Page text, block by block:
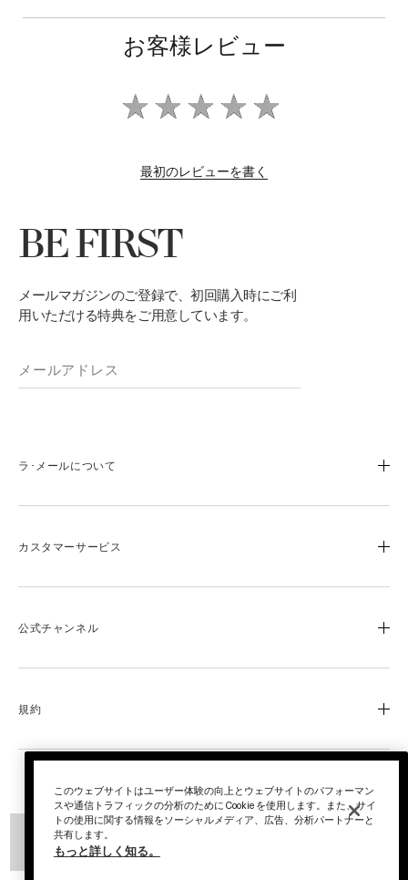
お客様レビュー
最初のレビューを書く
BE FIRST
メールマガジンのご登録で、初回購入時にご利
用いただける特典をご用意しています。
ラ･メールについて
成分と製品づくりへのこだわり
オンラインショップ特典
ふるさと納税
カスタマーサービス
お電話でのお問い合わせ
店舗検索
採用情報
返品と交換について
注文状況の確認
お買い物について
公式チャンネル
Facebook
規約
利用規約
プライバシー ポリシー
特定商取引法に基づく表示
オンラインショッピング利用規約
© La Mer Technology, Inc.
このウェブサイトはユーザー体験の向上とウェブサイトのパフォーマン
スや通信トラフィックの分析のために Cookie を使用します。また、サイ
トの使用に関する情報をソーシャルメディア、広告、分析パートナーと
共有します。
もっと詳しく知る。